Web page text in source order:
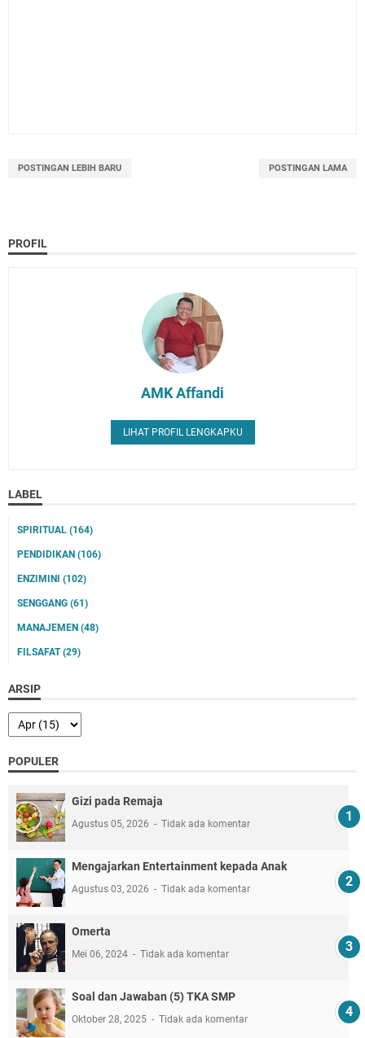
POSTINGAN LEBIH BARU POSTINGAN LAMA
PROFIL
AMK Affandi
LIHAT PROFIL LENGKAPKU
LABEL
SPIRITUAL (164)
PENDIDIKAN (106)
ENZIMINI (102)
SENGGANG (61)
MANAJEMEN (48)
FILSAFAT(29)
ARSIP
POPULER
Gizi pada Remaja
Agustus 05, 2026 Tidak ada komentar
Mengajarkan Entertainment kepada Anak
Agustus 03, 2026 Tidak ada komentar
Omerta
Mei 06, 2024 Tidak ada komentar
Soal dan Jawaban (5) TKA SMP
Oktober 28, 2025 Tidak ada komentar